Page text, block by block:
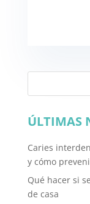
ÚLTIMAS
Caries
y cómo
Qué hacer si
de casa